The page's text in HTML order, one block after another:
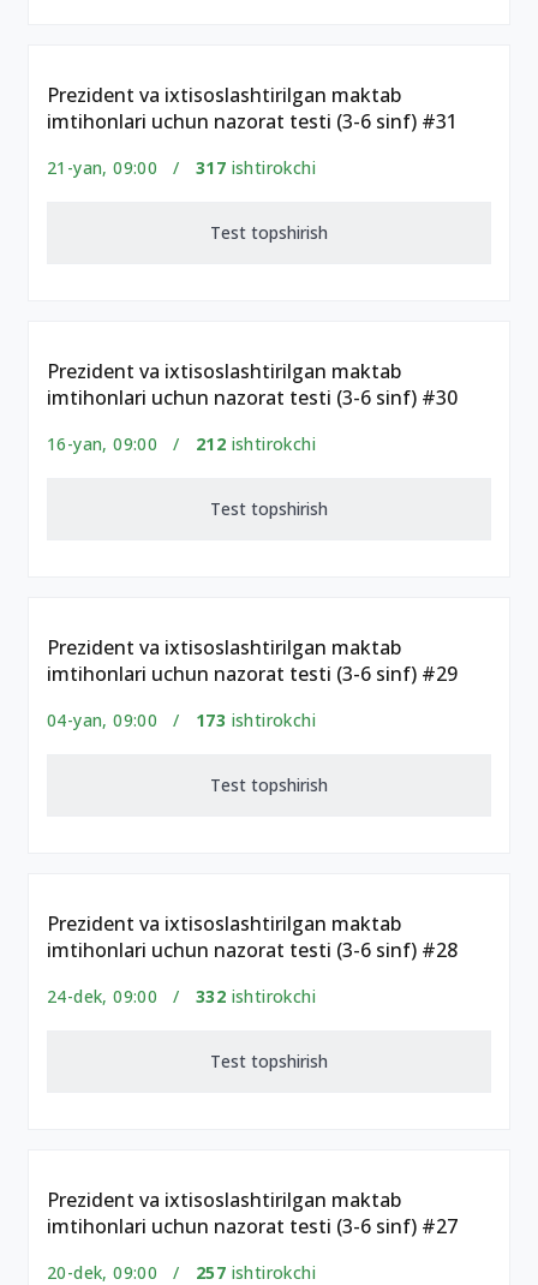
Prezident va ixtisoslashtirilgan maktab
imtihonlari uchun nazorat testi (3-6 sinf) #31
21-yan, 09:00 / 317 ishtirokchi
Test topshirish
Prezident va ixtisoslashtirilgan maktab
imtihonlari uchun nazorat testi (3-6 sinf) #30
16-yan, 09:00 / 212 ishtirokchi
Test topshirish
Prezident va ixtisoslashtirilgan maktab
imtihonlari uchun nazorat testi (3-6 sinf) #29
04-yan, 09:00 / 173 ishtirokchi
Test topshirish
Prezident va ixtisoslashtirilgan maktab
imtihonlari uchun nazorat testi (3-6 sinf) #28
24-dek, 09:00 / 332 ishtirokchi
Test topshirish
Prezident va ixtisoslashtirilgan maktab
imtihonlari uchun nazorat testi (3-6 sinf) #27
20-dek, 09:00 / 257 ishtirokchi